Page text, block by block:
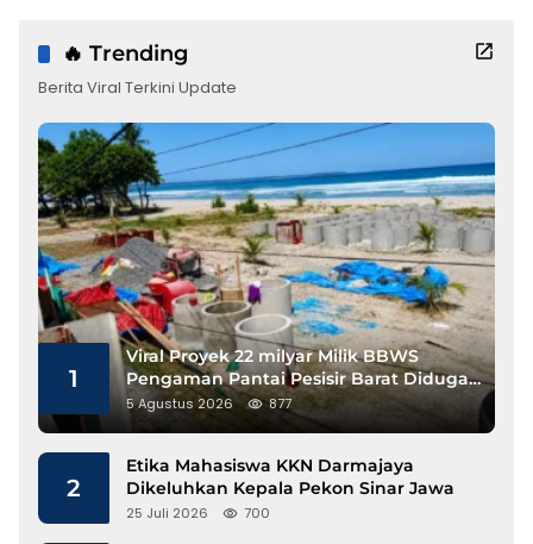
🔥 Trending
Berita Viral Terkini Update
1
Viral Proyek 22 milyar Milik BBWS
Pengaman Pantai Pesisir Barat Diduga
Gunakan Besi Banci
5 Agustus 2026 877
2
Etika Mahasiswa KKN Darmajaya
Dikeluhkan Kepala Pekon Sinar Jawa
25 Juli 2026 700